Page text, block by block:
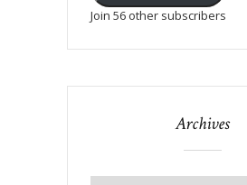
Join 56 other subscribers
Archives